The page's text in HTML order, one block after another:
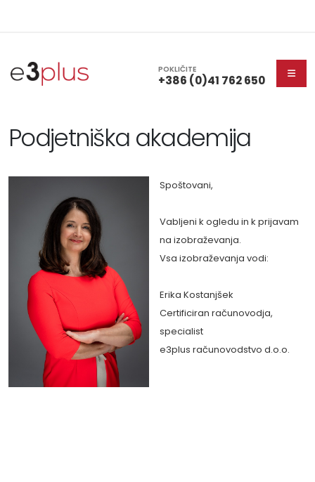
POKLIČITE
+386 (0)41 762 650
Podjetniška akademija
Spoštovani,
Vabljeni k ogledu in k prijavam
na izobraževanja.
Vsa izobraževanja vodi:
Erika Kostanjšek
Certificiran računovodja,
specialist
e3plus računovodstvo d.o.o.